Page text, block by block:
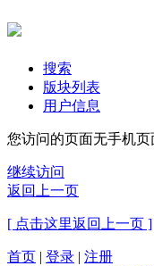
搜索
版块列表
用户信息
您访问的页面无手机
继续访问
返回上一页
[ 点击这里返回上一页 ]
首页 | 登录 | 注册